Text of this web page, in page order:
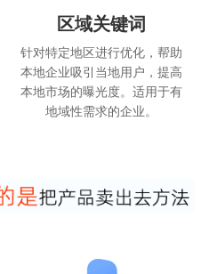
区域关键词
针对特定地区进行优化，帮助
本地企业吸引当地用户，提高
本地市场的曝光度。适用于有
地域性需求的企业。